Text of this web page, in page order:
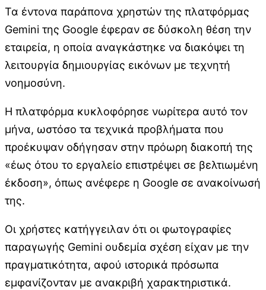
Τα έντονα παράπονα χρηστών της πλατφόρμας
Gemini της Google έφεραν σε δύσκολη θέση την
εταιρεία, η οποία αναγκάστηκε να διακόψει τη
λειτουργία δημιουργίας εικόνων με τεχνητή
νοημοσύνη.
Η πλατφόρμα κυκλοφόρησε νωρίτερα αυτό τον
μήνα, ωστόσο τα τεχνικά προβλήματα που
προέκυψαν οδήγησαν στην πρόωρη διακοπή της
«έως ότου το εργαλείο επιστρέψει σε βελτιωμένη
έκδοση», όπως ανέφερε η Google σε ανακοίνωσή
της.
Οι χρήστες κατήγγειλαν ότι οι φωτογραφίες
παραγωγής Gemini ουδεμία σχέση είχαν με την
πραγματικότητα, αφού ιστορικά πρόσωπα
εμφανίζονταν με ανακριβή χαρακτηριστικά.